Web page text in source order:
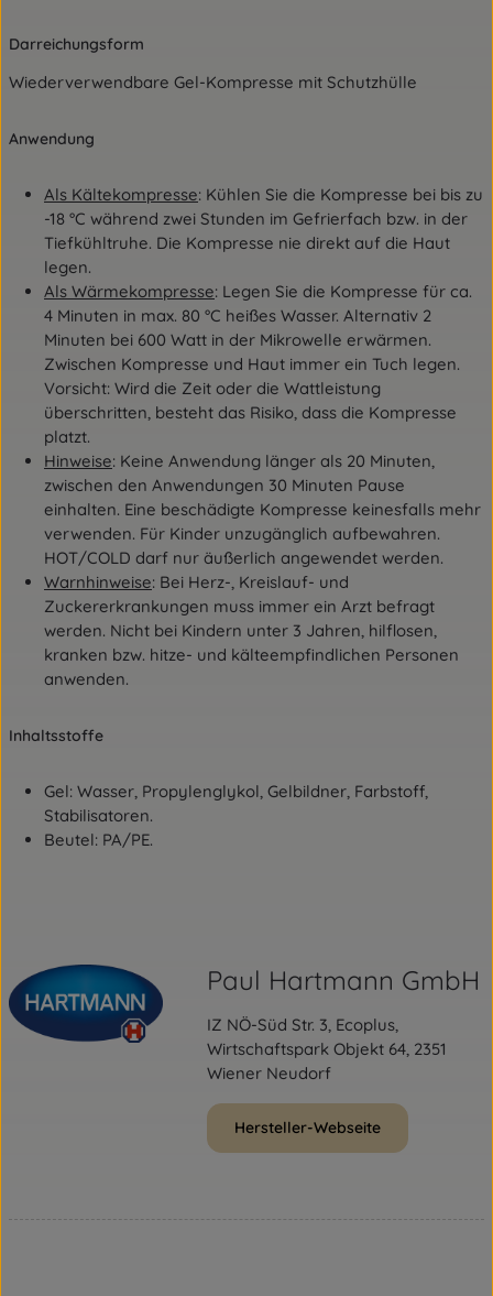
Darreichungsform
Wiederverwendbare Gel-Kompresse mit Schutzhülle
Anwendung
Als Kältekompresse: Kühlen Sie die Kompresse bei bis zu
-18 °C während zwei Stunden im Gefrierfach bzw. in der
Tiefkühltruhe. Die Kompresse nie direkt auf die Haut
legen.
Als Wärmekompresse: Legen Sie die Kompresse für ca.
4 Minuten in max. 80 °C heißes Wasser. Alternativ 2
Minuten bei 600 Watt in der Mikrowelle erwärmen.
Zwischen Kompresse und Haut immer ein Tuch legen.
Vorsicht: Wird die Zeit oder die Wattleistung
überschritten, besteht das Risiko, dass die Kompresse
platzt.
Hinweise: Keine Anwendung länger als 20 Minuten,
zwischen den Anwendungen 30 Minuten Pause
einhalten. Eine beschädigte Kompresse keinesfalls mehr
verwenden. Für Kinder unzugänglich aufbewahren.
HOT/COLD darf nur äußerlich angewendet werden.
Warnhinweise: Bei Herz-, Kreislauf- und
Zuckererkrankungen muss immer ein Arzt befragt
werden. Nicht bei Kindern unter 3 Jahren, hilflosen,
kranken bzw. hitze- und kälteempfindlichen Personen
anwenden.
Inhaltsstoffe
Gel: Wasser, Propylenglykol, Gelbildner, Farbstoff,
Stabilisatoren.
Beutel: PA/PE.
Paul Hartmann GmbH
IZ NÖ-Süd Str. 3, Ecoplus,
Wirtschaftspark Objekt 64, 2351
Wiener Neudorf
Hersteller-Webseite